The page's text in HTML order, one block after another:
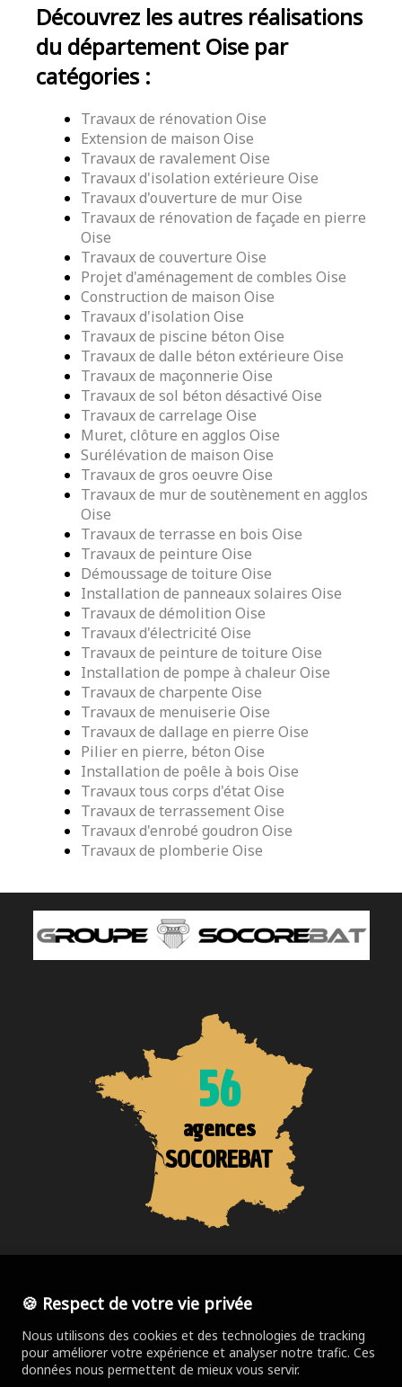
🍪 Respect de votre vie privée
Nous utilisons des cookies et des technologies de tracking
pour améliorer votre expérience et analyser notre trafic. Ces
données nous permettent de mieux vous servir.
Découvrez les autres réalisations
du département Oise par
catégories :
Travaux de rénovation Oise
Extension de maison Oise
Travaux de ravalement Oise
Travaux d'isolation extérieure Oise
Travaux d'ouverture de mur Oise
Travaux de rénovation de façade en pierre
Oise
Travaux de couverture Oise
Projet d'aménagement de combles Oise
Construction de maison Oise
Travaux d'isolation Oise
Travaux de piscine béton Oise
Travaux de dalle béton extérieure Oise
Travaux de maçonnerie Oise
Travaux de sol béton désactivé Oise
Travaux de carrelage Oise
Muret, clôture en agglos Oise
Surélévation de maison Oise
Travaux de gros oeuvre Oise
Travaux de mur de soutènement en agglos
Oise
Travaux de terrasse en bois Oise
Travaux de peinture Oise
Démoussage de toiture Oise
Installation de panneaux solaires Oise
Travaux de démolition Oise
Travaux d'électricité Oise
Travaux de peinture de toiture Oise
Installation de pompe à chaleur Oise
Travaux de charpente Oise
Travaux de menuiserie Oise
Travaux de dallage en pierre Oise
Pilier en pierre, béton Oise
Installation de poêle à bois Oise
Travaux tous corps d'état Oise
Travaux de terrassement Oise
Travaux d'enrobé goudron Oise
Travaux de plomberie Oise
56
agences
SOCOREBAT
Trouver votre agence